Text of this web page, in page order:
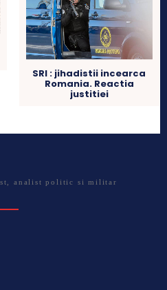
SRI : jihadistii incearca
Romania. Reactia
justitiei
analist politic si militar